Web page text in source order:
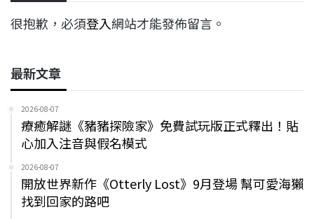
很抱歉，必須登入網站才能發佈留言。
最新文章
2026-08-07
療癒解謎《豬豬探險家》免費試玩版正式釋出！貼
心加入注音與假名模式
2026-08-07
開放世界新作《Otterly Lost》9月登場 幫可愛海獺
找到回家的路吧